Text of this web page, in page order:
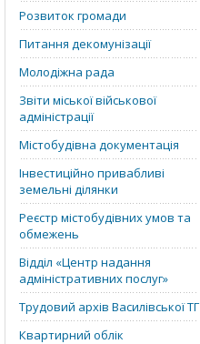
Розвиток громади
Питання декомунізації
Молодіжна рада
Звіти міської військової
адміністрації
Містобудівна документація
Інвестиційно привабливі
земельні ділянки
Реєстр містобудівних умов та
обмежень
Відділ «‎Центр надання
адміністративних послуг»
Трудовий архів Василівської ТГ
Квартирний облік